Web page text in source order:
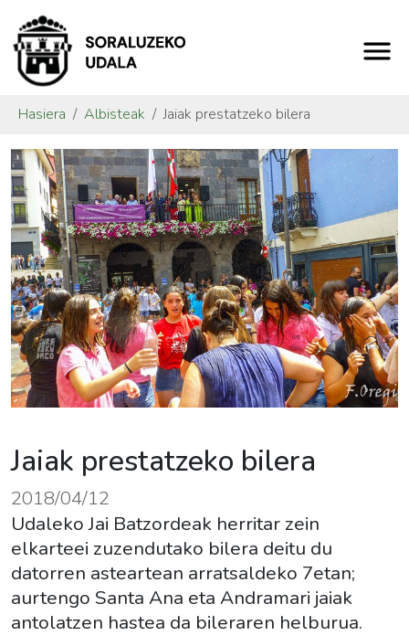
Hasiera Albisteak Jaiak prestatzeko bilera
Jaiak prestatzeko bilera
2018/04/12
Udaleko Jai Batzordeak herritar zein
elkarteei zuzendutako bilera deitu du
datorren asteartean arratsaldeko 7etan;
aurtengo Santa Ana eta Andramari jaiak
antolatzen hastea da bileraren helburua.